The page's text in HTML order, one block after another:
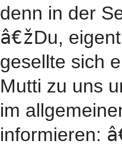
denn in der
â€žDu,
gesellte sich
Mutti zu uns
im
informieren: